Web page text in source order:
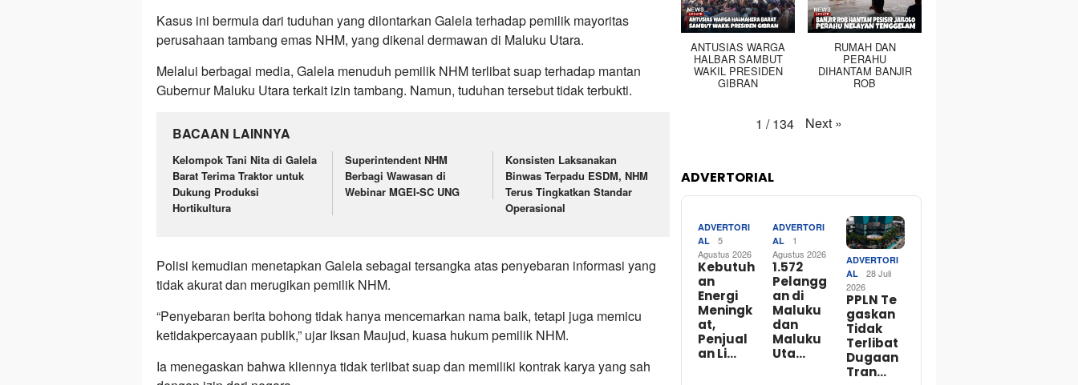
Kasus ini bermula dari tuduhan yang dilontarkan Galela terhadap pemilik mayoritas
perusahaan tambang emas NHM, yang dikenal dermawan di Maluku Utara.
Melalui berbagai media, Galela menuduh pemilik NHM terlibat suap terhadap mantan
Gubernur Maluku Utara terkait izin tambang. Namun, tuduhan tersebut tidak terbukti.
BACAAN LAINNYA
Kelompok Tani Nita di Galela
Barat Terima Traktor untuk
Dukung Produksi
Hortikultura
Superintendent NHM
Berbagi Wawasan di
Webinar MGEI-SC UNG
Konsisten Laksanakan
Binwas Terpadu ESDM, NHM
Terus Tingkatkan Standar
Operasional
Polisi kemudian menetapkan Galela sebagai tersangka atas penyebaran informasi yang
tidak akurat dan merugikan pemilik NHM.
“Penyebaran berita bohong tidak hanya mencemarkan nama baik, tetapi juga memicu
ketidakpercayaan publik,” ujar Iksan Maujud, kuasa hukum pemilik NHM.
Ia menegaskan bahwa kliennya tidak terlibat suap dan memiliki kontrak karya yang sah
ANTUSIAS WARGA
HALBAR SAMBUT
WAKIL PRESIDEN
GIBRAN
RUMAH DAN
PERAHU
DIHANTAM BANJIR
ROB
1 / 134 Next »
ADVERTORIAL
ADVERTORI
AL
5
Agustus 2026
Kebutuh
an
Energi
Meningk
at,
Penjual
an Li…
ADVERTORI
AL
1
Agustus 2026
1.572
Pelangg
an di
Maluku
dan
Maluku
Uta…
ADVERTORI
AL
28 Juli
2026
PPLN Te
gaskan
Tidak
Terlibat
Dugaan
Tran…